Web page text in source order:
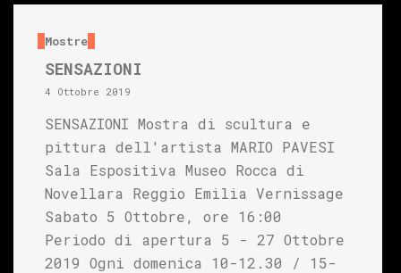
Mostre
SENSAZIONI
4 Ottobre 2019
SENSAZIONI Mostra di scultura e
pittura dell'artista MARIO PAVESI
Sala Espositiva Museo Rocca di
Novellara Reggio Emilia Vernissage
Sabato 5 Ottobre, ore 16:00
Periodo di apertura 5 - 27 Ottobre
2019 Ogni domenica 10-12.30 / 15-